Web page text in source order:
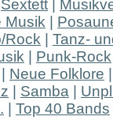
Sextett
Musik
Rock
Tanz-
Punk-Rock
Neue Folklore
Samba
Top 40 Bands